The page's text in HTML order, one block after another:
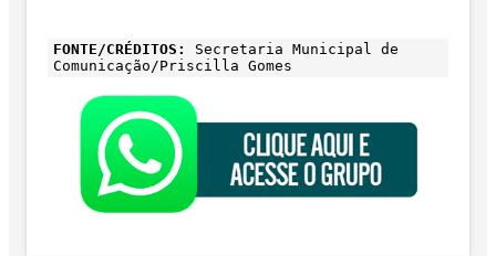
FONTE/CRÉDITOS:
Secretaria Municipal de
Comunicação/Priscilla Gomes